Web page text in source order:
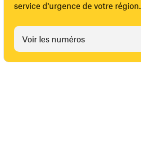
service d'urgence de votre région.
Voir les numéros